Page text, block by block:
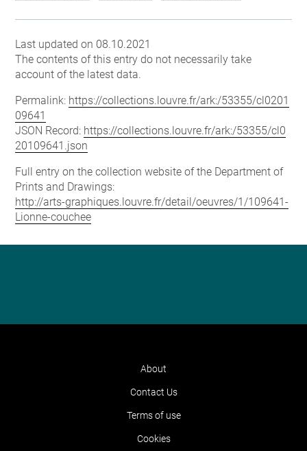
Last updated on 08.10.2021
The contents of this entry do not necessarily take
account of the latest data.
Permalink: https://collections.louvre.fr/ark:/53355/cl0201
09641
JSON Record: https://collections.louvre.fr/ark:/53355/cl0
20109641.json
Full entry on the collection website of the Department of
Prints and Drawings:
http://arts-graphiques.louvre.fr/detail/oeuvres/1/109641-
Lionne-couchee
About
Contact Us
Terms of use
Cookies